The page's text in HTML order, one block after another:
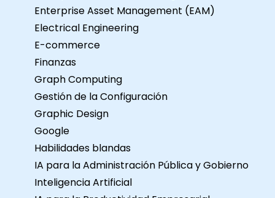
Enterprise Asset Management (EAM)
Electrical Engineering
E-commerce
Finanzas
Graph Computing
Gestión de la Configuración
Graphic Design
Google
Habilidades blandas
IA para la Administración Pública y Gobierno
Inteligencia Artificial